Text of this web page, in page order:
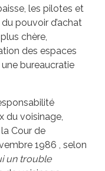
les pilotes et
pouvoir d’achat
chère,
des espaces
une bureaucratie
du voisinage,
Cour de
1986 , selon
un trouble